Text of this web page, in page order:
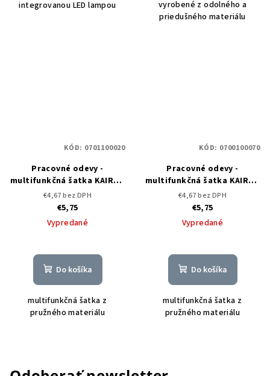
integrovanou LED lampou
vyrobené z odolného a
priedušného materiálu
Pracovné odevy -
multifunkčná šatka KAIROS
Neckwarmer grey/green -
DOPREDAJ
€4,67 bez DPH
€5,75
Vypredané
Do košíka
multifunkčná šatka z
pružného materiálu
KÓD: 0701100020
Pracovné odevy -
multifunkčná šatka KAIROS
Neckwarmer orange -
DOPREDAJ
€4,67 bez DPH
€5,75
Vypredané
Do košíka
multifunkčná šatka z
pružného materiálu
KÓD: 0700100070